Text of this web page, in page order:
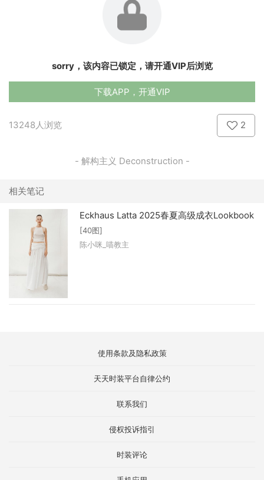
sorry，该内容已锁定，请开通VIP后浏览
下载APP，开通VIP
13248人浏览 2
- 解构主义 Deconstruction -
相关笔记
Eckhaus Latta 2025春夏高级成衣Lookbook
[40图]
陈小咪_喵教主
使用条款及隐私政策
天天时装平台自律公约
联系我们
侵权投诉指引
时装评论